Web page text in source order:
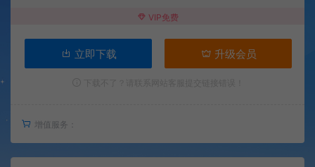
VIP免费
立即下载 升级会员
增值服务：